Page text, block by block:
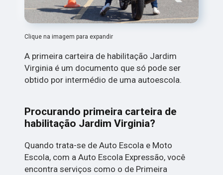
Clique na imagem para expandir
A primeira carteira de habilitação Jardim
Virginia é um documento que só pode ser
obtido por intermédio de uma autoescola.
Procurando primeira carteira de
habilitação Jardim Virginia?
Quando trata-se de Auto Escola e Moto
Escola, com a Auto Escola Expressão, você
encontra serviços como o de Primeira